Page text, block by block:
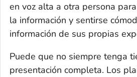
en voz alta a otra persona
la información y sentirse
información de sus propias
Puede que no siempre tenga
presentación completa. Los